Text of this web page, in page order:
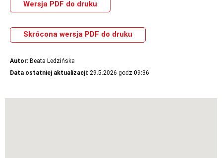
Wersja PDF do druku
Skrócona wersja PDF do druku
Autor: Beata Ledzińska
Data ostatniej aktualizacji: 29.5.2026 godz.09:36